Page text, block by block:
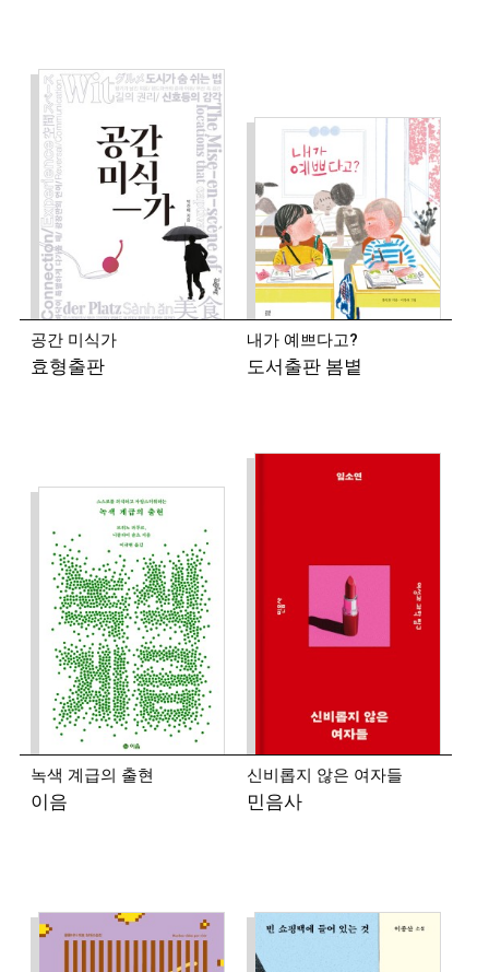
2002년 『현대시』에 시를 발표하며 작품활동을
시작했다. 시집 『호텔 타셀의 돼지들』 『우리는
분위기를 사랑해』 『유에서 유』 『왼손은 마음이
아파』 『나는 이름이 있었다』, 청소년 시집 『마음의
일』, 산문집 『너랑 나랑 노랑』 『다독임』 등이 있다.
◾ 이승우 (소설가)
1981년 『한국문학』 신인상을 받으며 작품활동을
시작했다. 소설집 『일식에 대하여』 『미궁에 대한
추측』 『사람들은 자기 집에 무엇이 있는지도
모른다』 『오래된 일기』 『신중한 사람』 『모르는
사람들』 『사랑이 한 일』, 장편소설 『에리직톤의
초상』 『생의 이면』 『식물들의 사생활』 『욕조가
『만든 눈물 참은 눈물』, 산문집 『당신은 이미 소설을
쓰기 시작했다』 『소설을 살다』 『소설가의 귓속말』
등이 있다.
◾ 조경란 (소설가)
1996년 동아일보 신춘문예에 단편소설이 당선되며
작품활동을 시작했다. 소설집 『불란서 안경원』
『나의 자줏빛 소파』 『코끼리를 찾아서』 『국자
이야기』 『풍선을 샀어』 『일요일의 철학』 『언젠가
떠내려가는 집에서』, 중편소설 『움직임』, 장편소설
『식빵 굽는 시간』 『가족의 기원』 『우리는 만난
적이 있다』 『혀』 『복어』, 짧은 소설집 『후후후의
숲』, 산문집 『조경란의 악어 이야기』 『백화점』
『소설가의 사물』 등이 있다.
있으며, 다수의 앤솔러지에 참여했다.
공간 미식가
효형출판
내가 예쁘다고?
도서출판 봄볕
녹색 계급의 출현
이음
신비롭지 않은 여자들
민음사